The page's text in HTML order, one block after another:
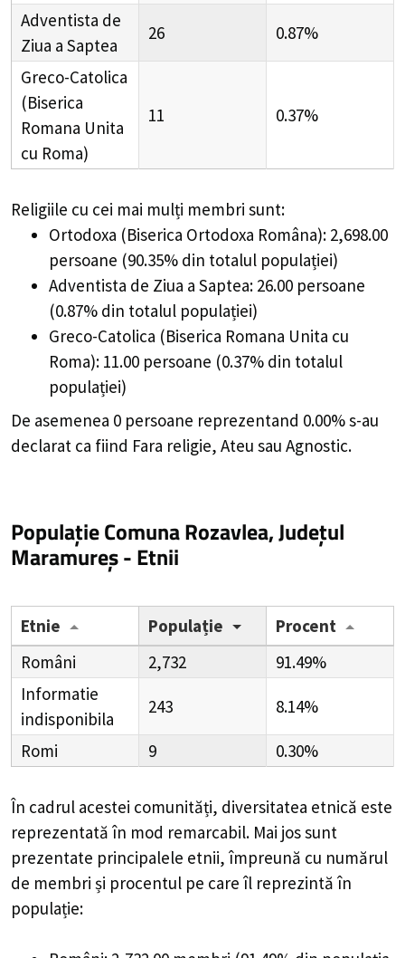
Adventista de
Ziua a Saptea
26 0.87%
Greco-Catolica
(Biserica
Romana Unita
cu Roma)
11 0.37%
Religiile cu cei mai mulți membri sunt:
Ortodoxa (Biserica Ortodoxa Româna): 2,698.00
persoane (90.35% din totalul populației)
Adventista de Ziua a Saptea: 26.00 persoane
(0.87% din totalul populației)
Greco-Catolica (Biserica Romana Unita cu
Roma): 11.00 persoane (0.37% din totalul
populației)
De asemenea 0 persoane reprezentand 0.00% s-au
declarat ca fiind Fara religie, Ateu sau Agnostic.
Populație Comuna Rozavlea, Județul
Maramureș - Etnii
Etnie Populație
Procent
Români
2,732
91.49%
Informatie
indisponibila
243 8.14%
Romi 9 0.30%
În cadrul acestei comunități, diversitatea etnică este
reprezentată în mod remarcabil. Mai jos sunt
prezentate principalele etnii, împreună cu numărul
de membri și procentul pe care îl reprezintă în
populație: